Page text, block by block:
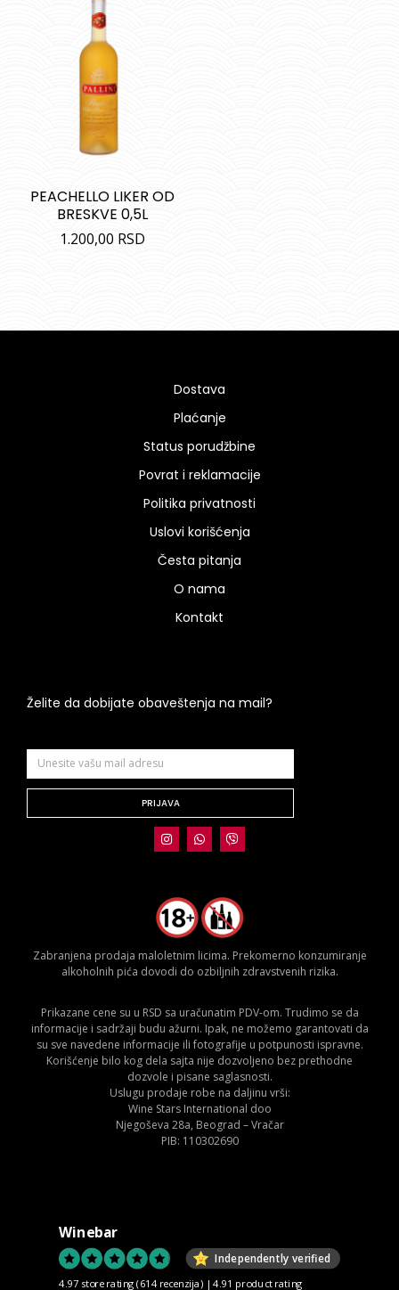
PEACHELLO LIKER OD
BRESKVE 0,5L
1.200,00 RSD
Dostava
Plaćanje
Status porudžbine
Povrat i reklamacije
Politika privatnosti
Uslovi korišćenja
Česta pitanja
O nama
Kontakt
Želite da dobijate obaveštenja na mail?
PRIJAVA
Zabranjena prodaja maloletnim licima. Prekomerno konzumiranje
alkoholnih pića dovodi do ozbiljnih zdravstvenih rizika.
Prikazane cene su u RSD sa uračunatim PDV-om. Trudimo se da
informacije i sadržaji budu ažurni. Ipak, ne možemo garantovati da
su sve navedene informacije ili fotografije u potpunosti ispravne.
Korišćenje bilo kog dela sajta nije dozvoljeno bez prethodne
dozvole i pisane saglasnosti.
Uslugu prodaje robe na daljinu vrši:
Wine Stars International doo
Njegoševa 28a, Beograd – Vračar
PIB: 110302690
Winebar
Independently verified
4.97 store rating (614 recenzija) |4.91 product rating